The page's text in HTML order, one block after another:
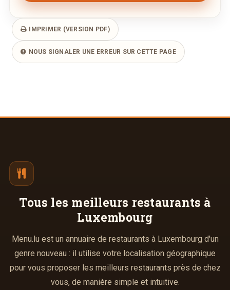
IMPRIMER (VERSION PDF)
NOUS SIGNALER UNE ERREUR SUR CETTE PAGE
Tous les meilleurs restaurants à
Luxembourg
Menu.lu est un annuaire de restaurants à Luxembourg d'un
genre nouveau : il utilise votre localisation géographique
pour vous proposer les meilleurs restaurants près de chez
vous, de manière simple et intuitive.